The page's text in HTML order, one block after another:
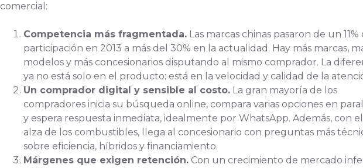
comercial:
Competencia más fragmentada. Las marcas chinas pasaron de un 11%
participación en 2013 a más del 30% en la actualidad. Hay más marcas,
modelos y más concesionarios disputando al mismo comprador. La
ya no está solo en el producto: está en la velocidad y calidad de la
Un comprador digital y sensible al costo. La gran mayoría de los
compradores inicia su búsqueda online, compara varias opciones en
y espera respuesta inmediata, idealmente por WhatsApp. Además, con el
alza de los combustibles, llega al concesionario con preguntas más
sobre eficiencia, híbridos y financiamiento.
Márgenes que exigen retención. Con un crecimiento de mercado